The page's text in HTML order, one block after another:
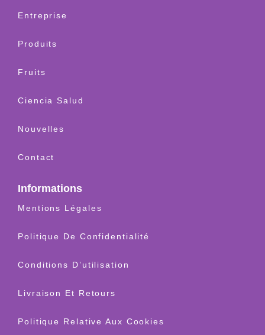
Entreprise
Produits
Fruits
Ciencia Salud
Nouvelles
Contact
Informations
Mentions Légales
Politique De Confidentialité
Conditions D’utilisation
Livraison Et Retours
Politique Relative Aux Cookies